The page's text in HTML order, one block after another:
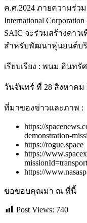
ค.ศ.2024 ภายความร่วม
International
SAIC จะร่วมสร้างดา
สำหรับพัฒนาหุ่นยนต์บริ
เรียบเรียง : พนม อินทรั
วันจันทร์ ที่ 28 สิงหาคม
ที่มาของข่าวและภาพ :
https://
demonstration-
https://rogue.space
https://
https://
ขอขอบคุณมา ณ ที่นี้
Post Views: 740